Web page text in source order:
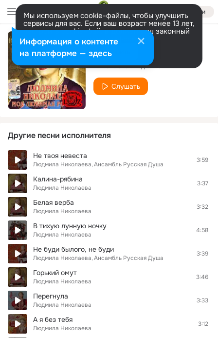
Войти
Мы используем cookie-файлы, чтобы улучшить
сервисы для вас. Если ваш возраст менее 13 лет,
настроить cookie-файлы должен ваш законный
представитель. Больше информации
Разрешить все Настроить
Москва
Николаева Людмила
Слушать
Другие песни исполнителя
Не твоя невеста
Людмила Николаева Ансамбль Русская Душа
3:59
Калина-рябина
Людмила Николаева
3:37
Белая верба
Людмила Николаева
3:32
В тихую лунную ночку
Людмила Николаева
4:58
Не буди былого, не буди
Людмила Николаева Ансамбль Русская Душа
3:39
Горький омут
Людмила Николаева
3:46
Перегнула
Людмила Николаева
3:33
А я без тебя
Людмила Николаева
3:12
Информация о контенте
на платформе — здесь